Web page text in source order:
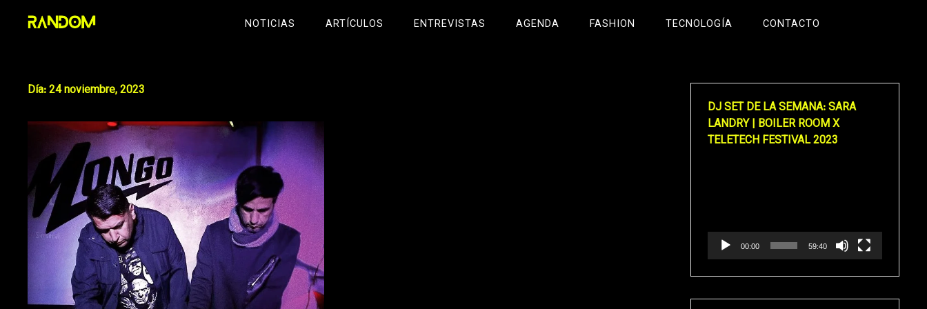
NOTICIAS ARTÍCULOS ENTREVISTAS AGENDA FASHION TECNOLOGÍA CONTACTO
Día:24 noviembre, 2023
DJ SET DE LA SEMANA: SARA
LANDRY | BOILER ROOM X
TELETECH FESTIVAL 2023
00:00 59:40